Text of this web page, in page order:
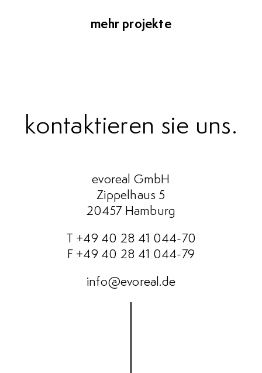
mehr projekte
kontaktieren sie uns
evoreal GmbH
Zippelhaus 5
20457 Hamburg
T +49 40 28 41 044-70
F +49 40 28 41 044-79
info@evoreal.de